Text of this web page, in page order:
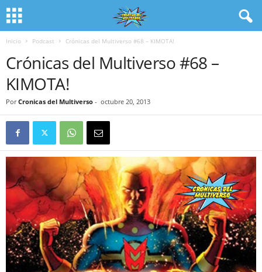
Inicio Podcast Crónicas del Multiverso #68 – KIMOTA!
Crónicas del Multiverso #68 –
KIMOTA!
Por Cronicas del Multiverso - octubre 20, 2013